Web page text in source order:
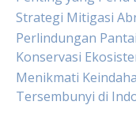
Strategi Mitigasi
Perlindungan
Konservasi
Menikmati
Tersembunyi di